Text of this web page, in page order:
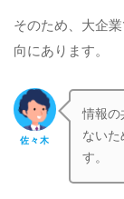
そのため、大企
向にあります。
佐々木
情報の
ないた
す。